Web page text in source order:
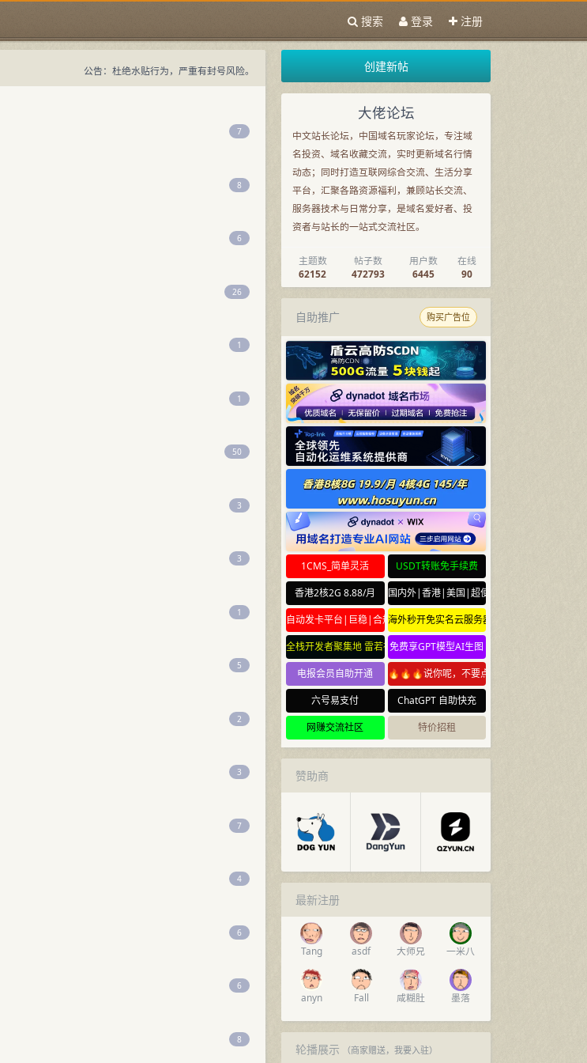
搜索 登录 注册
公告：杜绝水贴行为，严重有封号风险。
域名交易、域名投资、域名出售求购、国别域名与顶级域名交流，也覆盖主机、服务器和站长资源讨论。
7
8
6
26
1
1
50
3
3
1
5
2
3
7
4
6
6
8
创建新帖
大佬论坛
中文站长论坛，中国域名玩家论坛，专注域
名投资、域名收藏交流，实时更新域名行情
动态；同时打造互联网综合交流、生活分享
平台，汇聚各路资源福利，兼顾站长交流、
服务器技术与日常分享，是域名爱好者、投
资者与站长的一站式交流社区。
主题数
62152
帖子数
472793
用户数
6445
在线
90
自助推广 购买广告位
1CMS_简单灵活
USDT转账免手续费
香港2核2G 8.88/月
国内外|香港|美国|超便宜云服务器
自动发卡平台|巨稳|合规海外秒开免实名云服务器
全栈开发者聚集地 雷若社区 leiruo.com
免费享GPT模型AI生图
电报会员自助开通
🔥🔥🔥说你呢，不要点🔥🔥🔥
六号易支付
ChatGPT 自助快充
网赚交流社区
特价招租
赞助商
最新注册
Tang asdf 大师兄 一米八
anyn Fall 咸糊肚 墨落
轮播展示 （商家赠送， 我要入驻）